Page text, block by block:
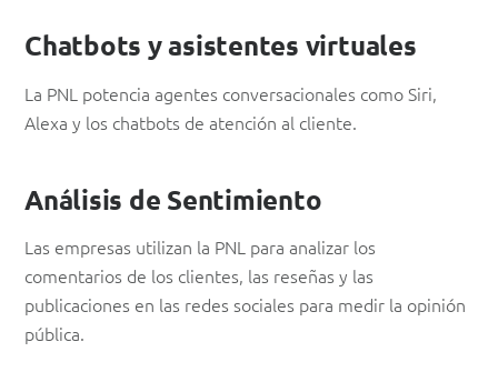
Chatbots y asistentes virtuales
La PNL potencia agentes conversacionales como Siri,
Alexa y los chatbots de atención al cliente.
Análisis de Sentimiento
Las empresas utilizan la PNL para analizar los
comentarios de los clientes, las reseñas y las
publicaciones en las redes sociales para medir la opinión
pública.